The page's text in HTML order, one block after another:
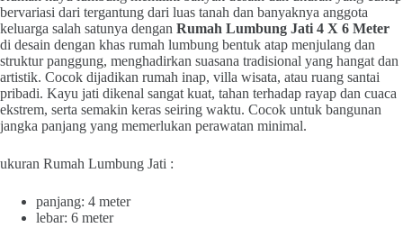
bervariasi dari tergantung dari luas tanah dan banyaknya anggota
keluarga salah satunya dengan Rumah Lumbung Jati 4 X 6 Meter
di desain dengan khas rumah lumbung bentuk atap menjulang dan
struktur panggung, menghadirkan suasana tradisional yang hangat dan
artistik. Cocok dijadikan rumah inap, villa wisata, atau ruang santai
pribadi. Kayu jati dikenal sangat kuat, tahan terhadap rayap dan cuaca
ekstrem, serta semakin keras seiring waktu. Cocok untuk bangunan
jangka panjang yang memerlukan perawatan minimal.
ukuran Rumah Lumbung Jati :
panjang: 4 meter
lebar: 6 meter